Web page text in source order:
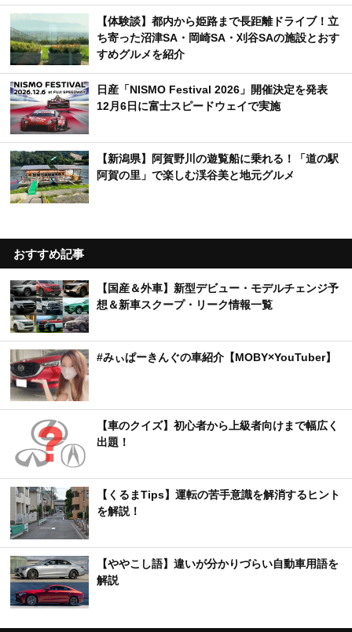
【体験談】都内から姫路まで長距離ドライブ！立
ち寄った沼津SA・岡崎SA・刈谷SAの施設とおす
すめグルメを紹介
日産「NISMO Festival 2026」開催決定を発表
12月6日に富士スピードウェイで実施
【新潟県】阿賀野川の遊覧船に乗れる！「道の駅
阿賀の里」で楽しむ渓谷美と地元グルメ
おすすめ記事
【国産＆外車】新型デビュー・モデルチェンジ予
想＆新車スクープ・リーク情報一覧
#みぃぱーきんぐの車紹介【MOBY×YouTuber】
【車のクイズ】初心者から上級者向けまで幅広く
出題！
【くるまTips】運転の苦手意識を解消するヒント
を解説！
【ややこし語】違いが分かりづらい自動車用語を
解説